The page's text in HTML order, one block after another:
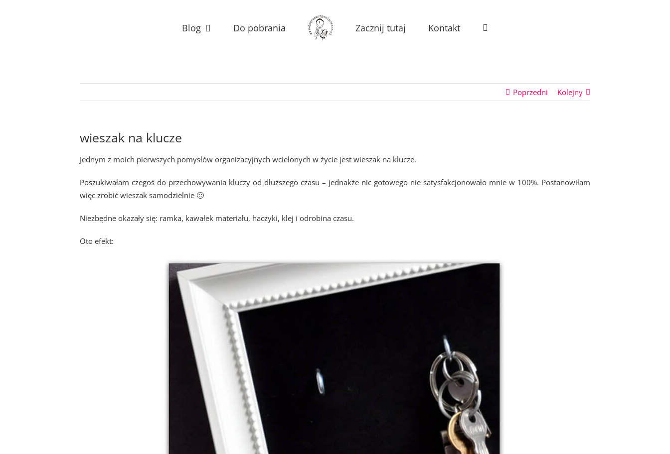
Blog Do pobrania Zacznij tutaj Kontakt
Poprzedni Kolejny
wieszak na klucze
Jednym z moich pierwszych pomysłów organizacyjnych wcielonych w życie jest wieszak na klucze.
Poszukiwałam czegoś do przechowywania kluczy od dłuższego czasu – jednakże nic gotowego nie satysfakcjonowało mnie w 100%. Postanowiłam
więc zrobić wieszak samodzielnie 🙂
Niezbędne okazały się: ramka, kawałek materiału, haczyki, klej i odrobina czasu.
Oto efekt: